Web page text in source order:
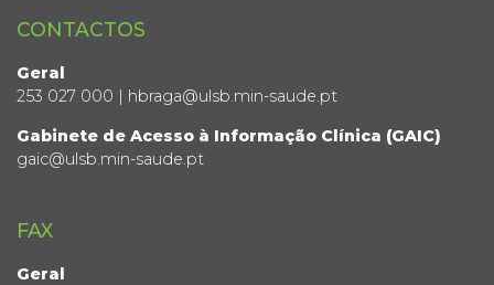
CONTACTOS
Geral
253 027 000 | hbraga@ulsb.min-saude.pt
Gabinete de Acesso à Informação Clínica (GAIC)
gaic@ulsb.min-saude.pt
FAX
Geral